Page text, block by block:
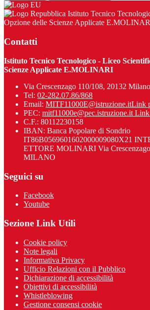
Istituto Tecnico
Opzione delle Scienze Applicate
Contatti
Istituto Tecnico Tecnologico - Liceo
Scienze Applicate E.MOLINARI
Via Crescenzago 110/108, 20132 Milano
Tel: 02-282.07.86/868
Email: MITF11000E@istruzione.itLink
PEC: mitf11000e@pec.istruzione.it Link
C.F.: 80112230158
IBAN: Banca Popolare di Sondrio
IT86B0569601602000009080X21
ETTORE MOLINARI Via
MILANO
Seguici su
Facebook
Youtube
Sezione Link Utili
Cookie policy
Note legali
Informativa Privacy
Ufficio Relazioni con il Pubblico
Dichiarazione di accessibilità
Obiettivi di accessibilità
Whistleblowing
Gestione consensi cookie